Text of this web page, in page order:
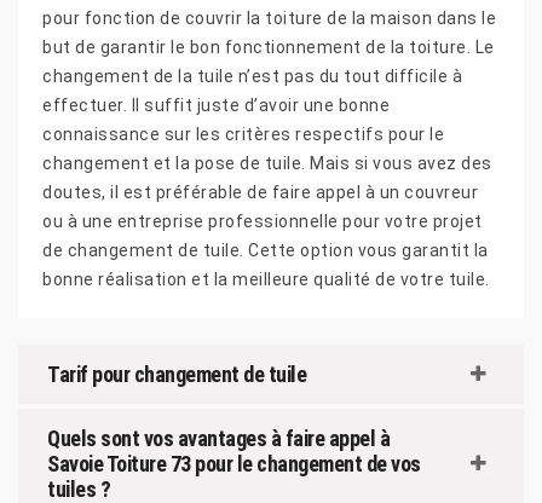
pour fonction de couvrir la toiture de la maison dans le
but de garantir le bon fonctionnement de la toiture. Le
changement de la tuile n’est pas du tout difficile à
effectuer. Il suffit juste d’avoir une bonne
connaissance sur les critères respectifs pour le
changement et la pose de tuile. Mais si vous avez des
doutes, il est préférable de faire appel à un couvreur
ou à une entreprise professionnelle pour votre projet
de changement de tuile. Cette option vous garantit la
bonne réalisation et la meilleure qualité de votre tuile.
Tarif pour changement de tuile
Quels sont vos avantages à faire appel à
Savoie Toiture 73 pour le changement de vos
tuiles ?